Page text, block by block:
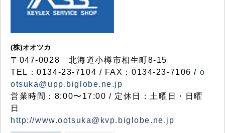
(株)オオツカ
〒047-0028 北海道小樽市相生町8-15
TEL：0134-23-7104 / FAX：0134-23-7106 / o
otsuka@upp.biglobe.ne.jp
営業時間：8:00〜17:00 / 定休日：土曜日・日曜
日
http://www.ootsuka@kvp.biglobe.ne.jp